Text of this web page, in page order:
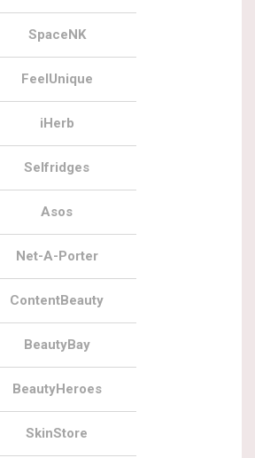
SpaceNK
FeelUnique
iHerb
Selfridges
Asos
Net-A-Porter
ContentBeauty
BeautyBay
BeautyHeroes
SkinStore